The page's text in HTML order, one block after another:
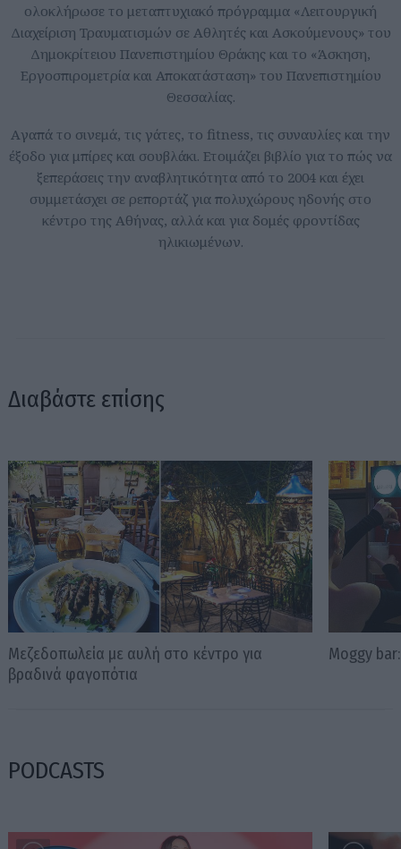
ολοκλήρωσε το μεταπτυχιακό πρόγραμμα «Λειτουργική
Διαχείριση Τραυματισμών σε Αθλητές και Ασκούμενους» του
Δημοκρίτειου Πανεπιστημίου Θράκης και το «Άσκηση,
Εργοσπιρομετρία και Αποκατάσταση» του Πανεπιστημίου
Θεσσαλίας.
Aγαπά το σινεμά, τις γάτες, το fitness, τις συναυλίες και την
έξοδο για μπίρες και σουβλάκι. Ετοιμάζει βιβλίο για το πώς να
ξεπεράσεις την αναβλητικότητα από το 2004 και έχει
συμμετάσχει σε ρεπορτάζ για πολυχώρους ηδονής στο
κέντρο της Αθήνας, αλλά και για δομές φροντίδας
ηλικιωμένων.
Διαβάστε επίσης
Μεζεδοπωλεία με αυλή στο κέντρο για
βραδινά φαγοπότια
Moggy
PODCASTS